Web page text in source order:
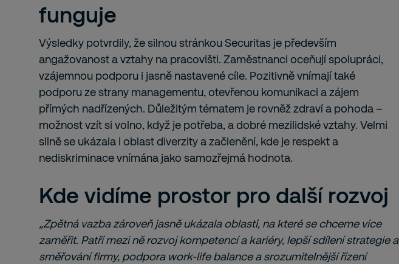
funguje
Výsledky potvrdily, že silnou stránkou Securitas je především
angažovanost a vztahy na pracovišti. Zaměstnanci oceňují spolupráci,
vzájemnou podporu i jasně nastavené cíle. Pozitivně vnímají také
podporu ze strany managementu, otevřenou komunikaci a zájem
přímých nadřízených. Důležitým tématem je rovněž zdraví a pohoda –
možnost vzít si volno, když je potřeba, a dobré mezilidské vztahy. Velmi
silně se ukázala i oblast diverzity a začlenění, kde je respekt a
nediskriminace vnímána jako samozřejmá hodnota.
Kde vidíme prostor pro další rozvoj
„Zpětná vazba zároveň jasně ukázala oblasti, na které se chceme více
zaměřit. Patří mezi ně rozvoj kompetencí a kariéry, lepší sdílení strategie a
směřování firmy, podpora work-life balance a srozumitelnější řízení